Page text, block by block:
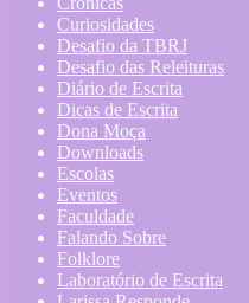
Curiosidades
Desafio da TBRJ
Desafio das Releituras
Diário de Escrita
Dicas de Escrita
Dona Moça
Downloads
Escolas
Eventos
Faculdade
Falando Sobre
Folklore
Laboratório de Escrita